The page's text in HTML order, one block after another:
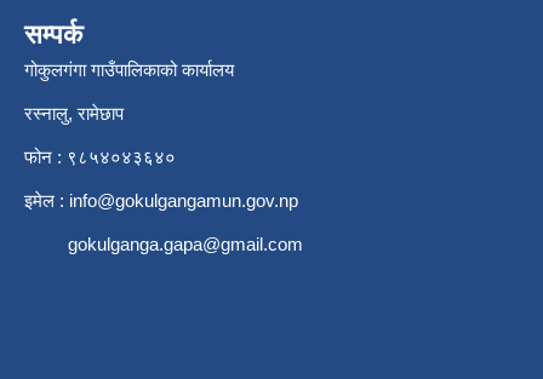
सम्पर्क
गोकुलगंगा गाउँपालिकाको कार्यालय
रस्नालु, रामेछाप
फोन : ९८५४०४३६४०
इमेल : info@gokulgangamun.gov.np
gokulganga.gapa@gmail.com